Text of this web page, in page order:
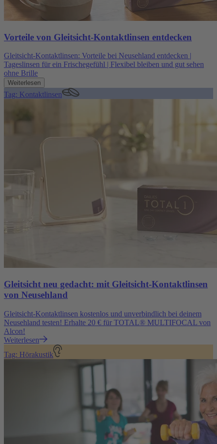
Vorteile von Gleitsicht-Kontaktlinsen entdecken
Gleitsicht-Kontaktlinsen: Vorteile bei Neusehland entdecken |
Tageslinsen für ein Frischegefühl | Flexibel bleiben und gut sehen
ohne Brille
Weiterlesen
Tag: Kontaktlinsen
Gleitsicht neu gedacht: mit Gleitsicht-Kontaktlinsen
von Neusehland
Gleitsicht-Kontaktlinsen kostenlos und unverbindlich bei deinem
Neusehland testen! Erhalte 20 € für TOTAL® MULTIFOCAL von
Alcon!
Weiterlesen
Tag: Hörakustik